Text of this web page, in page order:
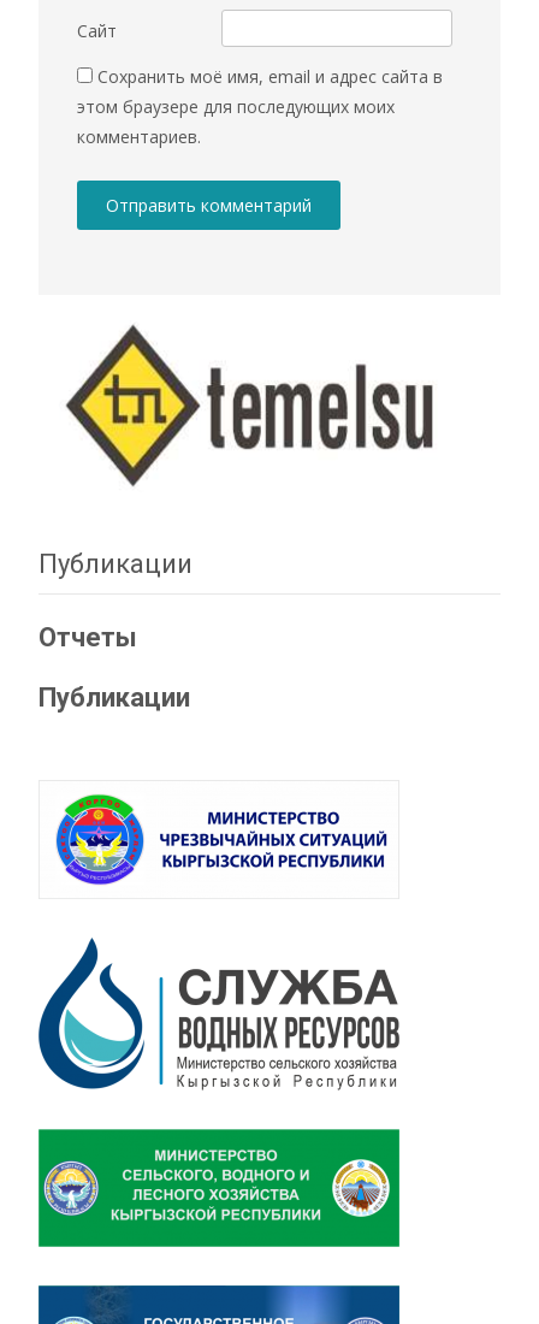
Сайт
Сохранить моё имя, email и адрес сайта в
этом браузере для последующих моих
комментариев.
Публикации
Отчеты
Публикации